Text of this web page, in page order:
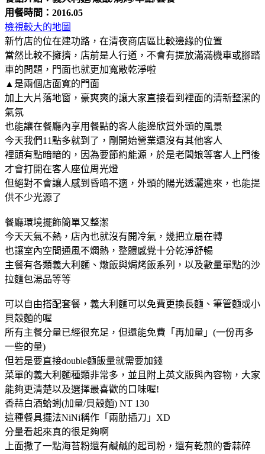
用餐時間：2016.05
檢視較大的地圖
新竹店的位在建功路，在清夜商店區比較邊緣的位置
當然比較不擁擠，店前是人行道，不會有提放滿滿機車或腳踏
車的問題，門面也就更加寬敞乾淨啦
▲是兩個店面寬的門面
加上大片落地窗，豪爽爽的讓大家直接看到裡面的清新整潔的
氣氛
也能讓在餐廳內享用餐點的客人能邊欣賞外頭的風景
今天我們11點多就到了，剛開始營業還沒有其他客人
裡頭有點暗暗的，因為要節約能源，於是老闆娘等客人上門後
才會打開在客人座位周光燈
但絕對不會讓人感到昏暗不適，外頭的陽光透灑進來，也能提
供不少光源了
餐廳環境擺飾簡單又整潔
今天天氣不熱，店內也就沒有開冷氣，幾把立扇在轉
也讓室內空間通風不燜熱，整體感覺十分乾淨舒暢
主餐有各類義大利麵、燉飯與焗烤飯系列，以及數量單點的沙
拉麵包湯品等等
可以自由搭配套餐，義大利麵可以免費更換長麵、筆管麵或小
貝殼麵的喔
所有主餐分量已經很充足，但還能免費「再加量」(一份再多
一些的量)
但若是要直接double麵飯量就需要加錢
菜單的義大利麵種類非常多，並且附上英文版與內容物，大家
能夠更清楚以及選擇最喜歡的口味喔!
香蒜白酒蛤蜊(加量/貝殼麵) NT 130
這種餐具擺法NiNi稱作「兩肋插刀」XD
分量看起來真的很足夠啊
上面撒了一點海苔粉還有鹹鹹的起司粉，還有乾煎的香蒜碎